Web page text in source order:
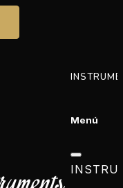
Menú